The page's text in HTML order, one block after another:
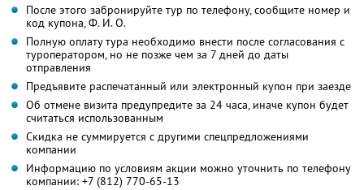
После этого забронируйте тур по телефону, сообщите номер и
код купона,Ф. И. О.
Полную оплату тура необходимо внести после согласования с
туроператором, но не позже чем за 7 дней до даты
отправления
Предъявите распечатанный или электронный купон при заезде
Об отмене визита предупредите за 24 часа, иначе купон будет
считаться использованным
Скидка не суммируется с другими спецпредложениями
компании
Информацию по условиям акции можно уточнить по телефону
компании: +7 (812) 770-65-13